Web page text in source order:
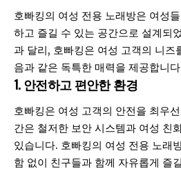
호빠킹의 여성 전용 노래방은 여성
하고 즐길 수 있는 공간으로 설계되
과 달리, 호빠킹은 여성 고객의 니즈
음과 같은 독특한 매력을 제공합니
1.안전하고 편안한 환경
호빠킹은 여성 고객의 안전을 최우
간은 철저한 보안 시스템과 여성 친
있습니다. 호빠킹의 여성 전용 노래
함 없이 친구들과 함께 자유롭게 즐